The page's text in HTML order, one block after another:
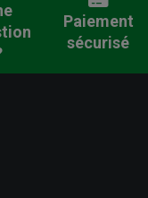
Paiement
sécurisé